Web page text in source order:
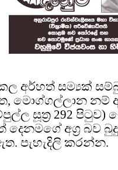
අර්හත් සම්‍යක්
මොග්ගල්ලාන නම්
සූත්‍ර 292 පිටුව)
දෙනමගේ අග්‍ර බව
පැහැදිලි කරන්න.